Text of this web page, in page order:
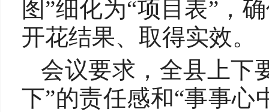
图”细化为“项目表”，
开花结果、取得实效。
会议要求，全县上下
下”的责任感和“事事心